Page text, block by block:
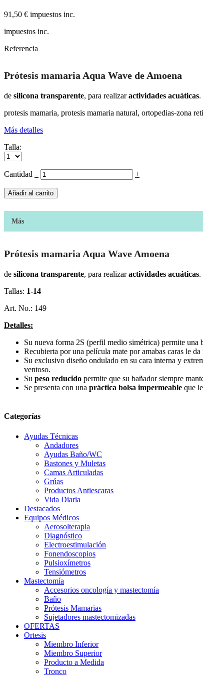
91,50 € impuestos inc.
impuestos inc.
Referencia
Prótesis mamaria Aqua Wave de Amoena
de silicona transparente, para realizaractividades acuáticas.
protesis mamaria, protesis mamaria natural, ortopedias-zona
Más detalles
Talla:
Cantidad ‒ +
Añadir al carrito
Más
Prótesis mamaria Aqua Wave Amoena
de silicona transparente, para realizaractividades acuáticas.
Tallas: 1-14
Art. No.: 149
Detalles:
Su nueva forma 2S (perfil medio simétrica) permite una
Recubierta por una película mate por amabas caras le da
Su exclusivo diseño ondulado en su cara interna y
ventoso.
Su peso reducido permite que su bañador siempre
Se presenta con una práctica bolsa impermeable que
Categorías
Ayudas Técnicas
Andadores
Ayudas Baño/WC
Bastones y Muletas
Camas Articuladas
Grúas
Productos Antiescaras
Vida Diaria
Destacados
Equipos Médicos
Aerosolterapia
Diagnóstico
Electroestimulación
Fonendoscopios
Pulsioxímetros
Tensiómetros
Mastectomía
Accesorios oncología y mastectomía
Baño
Prótesis Mamarias
Sujetadores mastectomizadas
OFERTAS
Ortesis
Miembro Inferior
Miembro Superior
Producto a Medida
Tronco